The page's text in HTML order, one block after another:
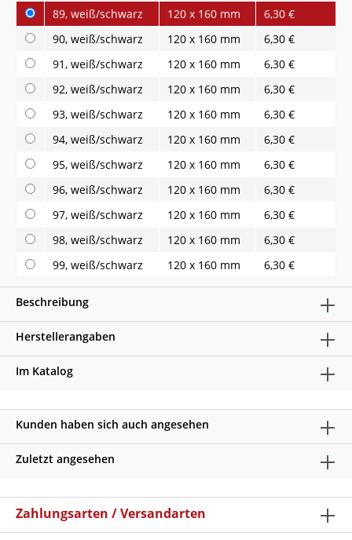
89, weiß/schwarz
120 x 160 mm
6,30 €
90, weiß/schwarz
120 x 160 mm
6,30 €
91, weiß/schwarz
120 x 160 mm
6,30 €
92, weiß/schwarz
120 x 160 mm
6,30 €
93, weiß/schwarz
120 x 160 mm
6,30 €
94, weiß/schwarz
120 x 160 mm
6,30 €
95, weiß/schwarz
120 x 160 mm
6,30 €
96, weiß/schwarz
120 x 160 mm
6,30 €
97, weiß/schwarz
120 x 160 mm
6,30 €
98, weiß/schwarz
120 x 160 mm
6,30 €
99, weiß/schwarz
120 x 160 mm 6,30 €
Beschreibung
Herstellerangaben
Im Katalog
Kunden haben sich auch angesehen
Zuletzt angesehen
Zahlungsarten / Versandarten